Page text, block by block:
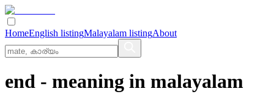
HomeEnglish listingMalayalam listingAbout
end - meaning in malayalam